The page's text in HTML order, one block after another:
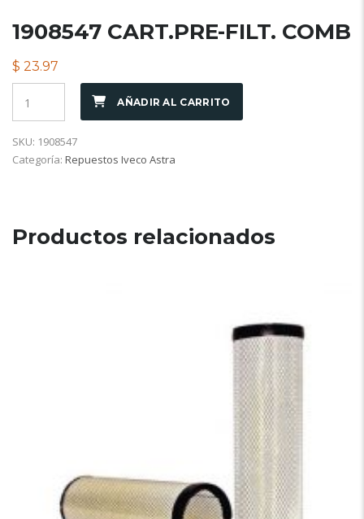
1908547 CART.PRE-FILT. COMB
$ 23.97
AÑADIR AL CARRITO
SKU: 1908547
Categoría: Repuestos Iveco Astra
Productos relacionados